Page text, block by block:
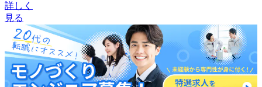
詳しく
見る